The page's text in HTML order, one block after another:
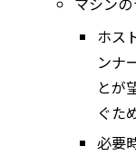
ホス
ンナ
とが
ぐた
必要